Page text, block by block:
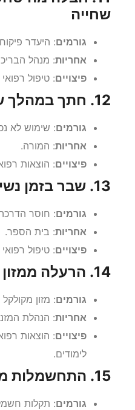
שחייה
גורמים: היעדר
אחריות: מנהל
פיצויים: טיפול
12. חתך במהלך שיעור אומנות
גורמים: שימוש לא
אחריות: המורה.
פיצויים: הוצאות
13. שבר בזמן נשיאת ציוד כבד
גורמים: חוסר
אחריות: בית הספר.
פיצויים: טיפול
14. הרעלה ממזון במזנון בית הספר
גורמים: מזון
אחריות: הנהלת
פיצויים: הוצאות
לימודים.
15. התחשמלות מציוד תקול בכיתה
גורמים: תקלות